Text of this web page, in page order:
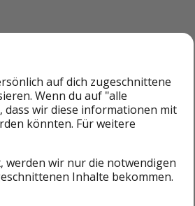
auf dich zugeschnittene
Wenn du auf "alle
dass wir diese informationen mit
könnten. Für weitere
werden wir nur die notwendigen
Inhalte bekommen.